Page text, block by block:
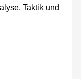
Taktik und